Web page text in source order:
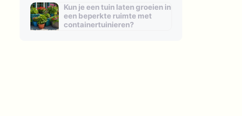
Kun je een tuin laten groeien in
een beperkte ruimte met
containertuinieren?